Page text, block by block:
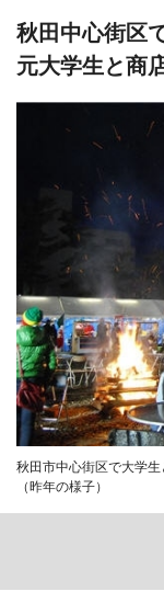
秋田中心街区
元大学生と商
秋田市中心街区で大学
（昨年の様子）